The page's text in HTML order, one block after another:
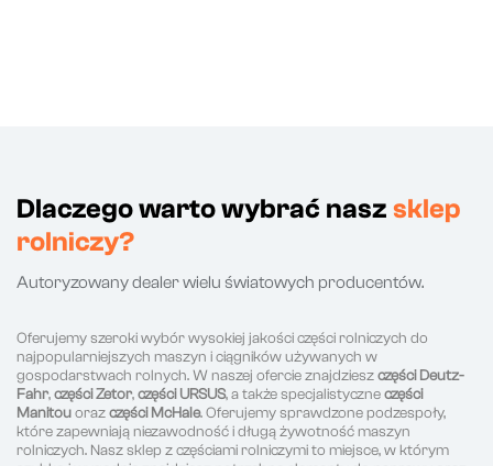
Dlaczego warto wybrać nasz sklep
rolniczy?
Autoryzowany dealer wielu światowych producentów.
Oferujemy szeroki wybór wysokiej jakości części rolniczych do
najpopularniejszych maszyn i ciągników używanych w
gospodarstwach rolnych. W naszej ofercie znajdzieszczęści Deutz-
Fahr,części Zetor,części URSUS, a także specjalistyczneczęści
Manitouorazczęści McHale. Oferujemy sprawdzone podzespoły,
które zapewniają niezawodność i długą żywotność maszyn
rolniczych. Nasz sklep z częściami rolniczymi to miejsce, w którym